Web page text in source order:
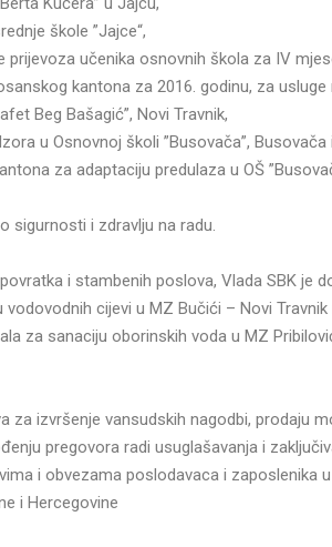
škole ”Jajce“,
učenika osnovnih škola za IV
kantona za 2016. godinu, za
Beg Bašagić”, Novi Travnik,
u Osnovnoj školi ”Busovača”, Busovača i
za adaptaciju predulaza u OŠ
sigurnosti i zdravlju na radu.
i stambenih poslova, Vlada SBK je
cijevi u MZ Bučići – Novi Travnik
za sanaciju oborinskih voda u MZ
za izvršenje vansudskih nagodbi, prodaju
pregovora radi usuglašavanja i
i obvezama poslodavaca i zaposlenika
i Hercegovine